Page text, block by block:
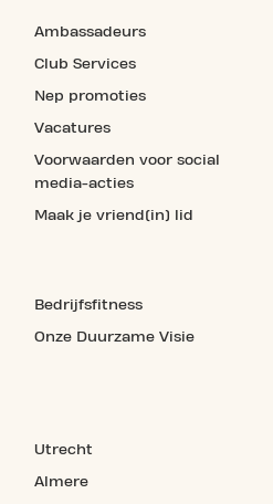
Ambassadeurs
Club Services
Nep promoties
Vacatures
Voorwaarden voor social
media-acties
Maak je vriend(in) lid
Bedrijfsfitness
Onze Duurzame Visie
Utrecht
Almere